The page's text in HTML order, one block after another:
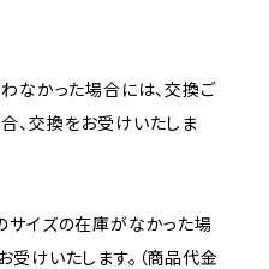
なかった場合には、交換ご
、交換をお受けいたしま
サイズの在庫がなかった場
けいたします。（商品代金